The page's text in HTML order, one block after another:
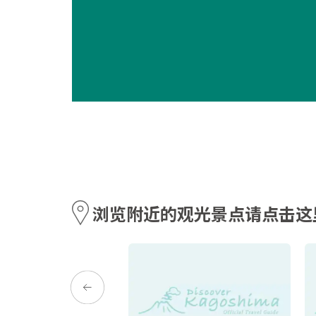
浏览附近的观光景点请点击